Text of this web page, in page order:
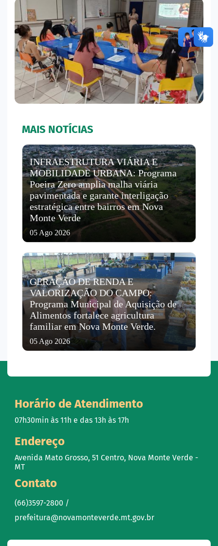
MAIS NOTÍCIAS
INFRAESTRUTURA VIÁRIA E
MOBILIDADE URBANA: Programa
Poeira Zero amplia malha viária
pavimentada e garante interligação
estratégica entre bairros em Nova
Monte Verde
05 Ago 2026
GERAÇÃO DE RENDA E
VALORIZAÇÃO DO CAMPO:
Programa Municipal de Aquisição de
Alimentos fortalece agricultura
familiar em Nova Monte Verde.
05 Ago 2026
Horário de Atendimento
07h30min às 11h e das 13h às 17h
Endereço
Avenida Mato Grosso, 51 Centro, Nova Monte Verde -
MT
Contato
(66)3597-2800 /
prefeitura@novamonteverde.mt.gov.br